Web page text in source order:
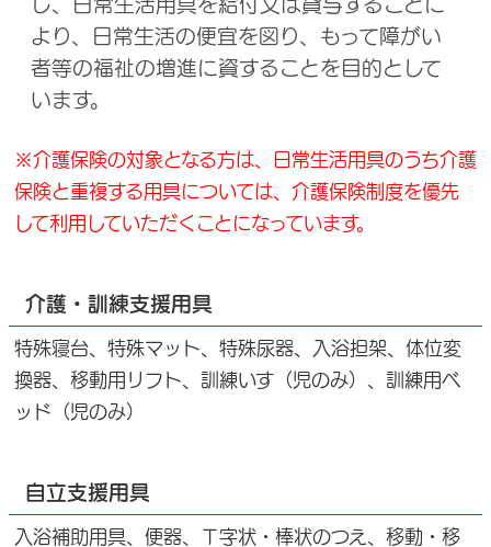
し、日常生活用具を給付又は貸与することに
より、日常生活の便宜を図り、もって障がい
者等の福祉の増進に資することを目的として
います。
※介護保険の対象となる方は、日常生活用具のうち介護
保険と重複する用具については、介護保険制度を優先
して利用していただくことになっています。
介護・訓練支援用具
特殊寝台、特殊マット、特殊尿器、入浴担架、体位変
換器、移動用リフト、訓練いす（児のみ）、訓練用ベ
ッド（児のみ）
自立支援用具
入浴補助用具、便器、Ｔ字状・棒状のつえ、移動・移